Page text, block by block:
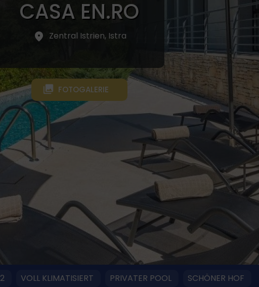
CASA EN.RO
Zentral Istrien, Istra
FOTOGALERIE
2 VOLL KLIMATISIERT PRIVATER POOL SCHÖNER HOF